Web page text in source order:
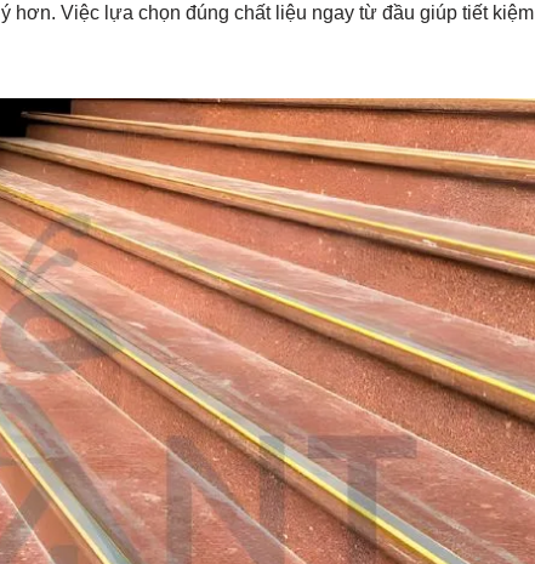
hơn. Việc lựa chọn đúng chất liệu ngay từ đầu giúp tiết kiệm